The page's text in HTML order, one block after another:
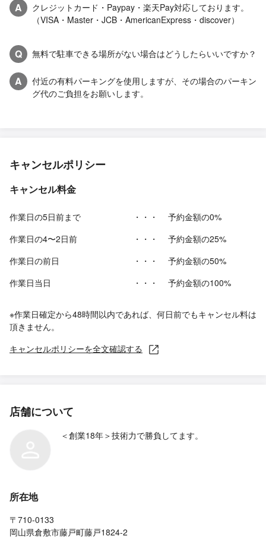
A
クレジットカード・Paypay・楽天Pay対応しております。
（VISA・Master・JCB・AmericanExpress・discover）
Q 無料で駐車できる場所がない場合はどうしたらいいですか？
A
付近の有料パーキングを使用しますが、その場合のパーキン
グ代のご負担をお願いします。
キャンセルポリシー
キャンセル料金
作業日の5日前まで ・・・
予約金額の0%
作業日の4〜2日前
・・・
予約金額の25%
作業日の前日
・・・
予約金額の50%
作業日当日
・・・ 予約金額の100%
※作業日確定から48時間以内であれば、何日前でもキャンセル料は
頂きません。
キャンセルポリシーを全文確認する
店舗について
＜創業18年＞技術力で勝負してます。
所在地
〒710-0133
岡山県倉敷市藤戸町藤戸1824-2